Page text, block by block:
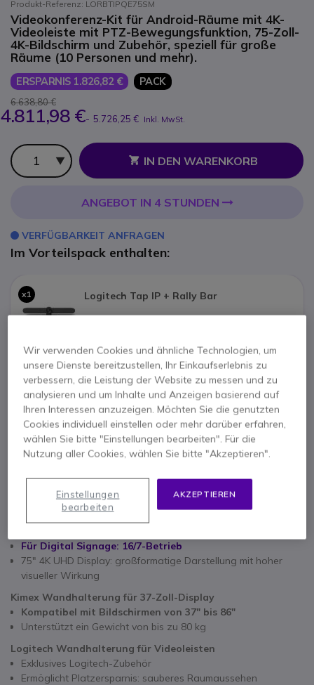
Produkt-Referenz: LORBTIPQE75SM
Videokonferenz-Kit für Android-Räume mit 4K-
Videoleiste mit PTZ-Bewegungsfunktion, 75-Zoll-
4K-Bildschirm und Zubehör, speziell für große
Räume (10 Personen und mehr).
ERSPARNIS 1.826,82 € PACK
6.638,80 €
4.811,98 €- 5.726,25 € Inkl. MwSt.
Anzahl
IN DEN WARENKORB
ANGEBOT IN 4 STUNDEN
VERFÜGBARKEIT ANFRAGEN
Im Vorteilspack enthalten:
x1 Logitech Tap IP + Rally Bar
x1
Samsung BE75FX-H Business TV 75''
824,45 €
x1
Kimex Wandhalterung für 37-Zoll-Display
26,14 €
x1
Logitech Wandhalterung für Videoleisten
81,43 €
Alle Produkte des Vorteilspacks anzeigen (4)
Hauptmerkmale
Logitech Tap IP + Rally Bar
Lösung für mittelgroße Räume
PTZ 4Kmit automatischer Bildausrichtung
Für Digital Signage: 16/7-Betrieb
75" 4K UHD Display: großformatige Darstellung mit hoher
visueller Wirkung
Kimex Wandhalterung für 37-Zoll-Display
Kompatibel mit Bildschirmen von 37" bis 86"
Unterstützt ein Gewicht von bis zu 80 kg
Logitech Wandhalterung für Videoleisten
Exklusives Logitech-Zubehör
Ermöglicht Platzersparnis: sauberes Raumaussehen
Wir verwenden Cookies und ähnliche Technologien, um
unsere Dienste bereitzustellen, Ihr Einkaufserlebnis zu
verbessern, die Leistung der Website zu messen und zu
analysieren und um Inhalte und Anzeigen basierend auf
Ihren Interessen anzuzeigen. Möchten Sie die genutzten
Cookies individuell einstellen oder mehr darüber erfahren,
wählen Sie bitte "Einstellungen bearbeiten". Für die
Nutzung aller Cookies, wählen Sie bitte "Akzeptieren".
AKZEPTIEREN
Einstellungen
bearbeiten